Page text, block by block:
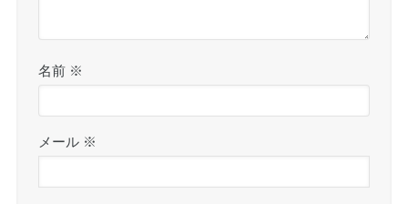
名前 ※
メール ※